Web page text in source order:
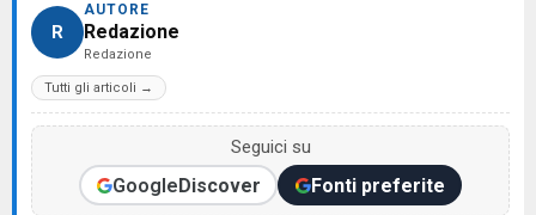
R
AUTORE
Redazione
Redazione
Tutti gli articoli →
Seguici su
GoogleDiscover Fonti preferite